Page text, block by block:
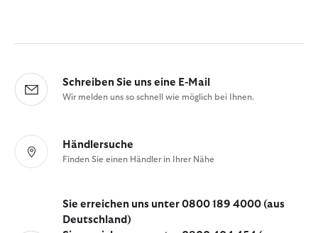
Schreiben Sie uns eine E-Mail
Wir melden uns so schnell wie möglich bei Ihnen.
Händlersuche
Finden Sie einen Händler in Ihrer Nähe
Sie erreichen uns unter 0800 189 4000 (aus
Deutschland)